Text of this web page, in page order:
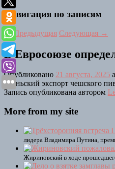
Навигация по записям
←Предыдущая Следующая →
В Евросоюзе
Опубликовано 21 августа, 2025
Июньский экспорт чешского
Запись опубликована автором
More from my site
лидера Владимира Путина,
Жириновский в ходе